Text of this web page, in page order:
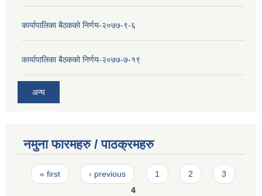
कार्यापालिका बैठकको निर्णय-२०७७-९-६
कार्यापालिका बैठकको निर्णय-२०७७-७-१९
अन्य
नमुना फारमहरु / पाठक्रमहरु
Pages
« first ‹ previous 1 2
3
4